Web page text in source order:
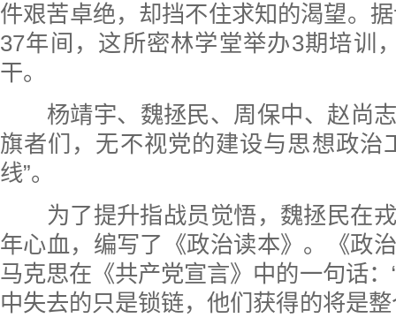
件艰苦卓绝，却挡不住求知的渴望。
37年间，这所密林学堂举办3期培训
干。
杨靖宇、魏拯民、周保中、赵尚
旗者们，无不视党的建设与思想政治
线”。
为了提升指战员觉悟，魏拯民在戎
年心血，编写了《政治读本》。《政
马克思在《共产党宣言》中的一句话
中失去的只是锁链，他们获得的将是